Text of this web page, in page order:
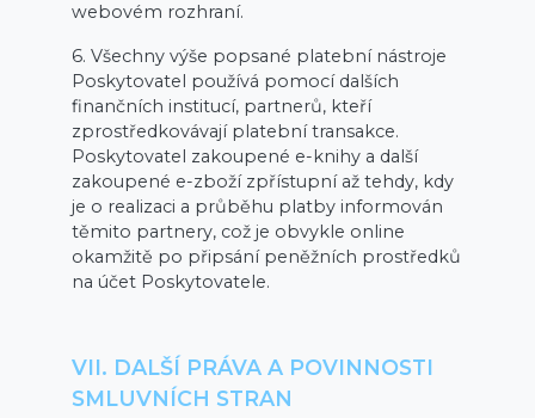
webovém rozhraní.
6. Všechny výše popsané platební nástroje
Poskytovatel používá pomocí dalších
finančních institucí, partnerů, kteří
zprostředkovávají platební transakce.
Poskytovatel zakoupené e-knihy a další
zakoupené e-zboží zpřístupní až tehdy, kdy
je o realizaci a průběhu platby informován
těmito partnery, což je obvykle online
okamžitě po připsání peněžních prostředků
na účet Poskytovatele.
VII. DALŠÍ PRÁVA A POVINNOSTI
SMLUVNÍCH STRAN